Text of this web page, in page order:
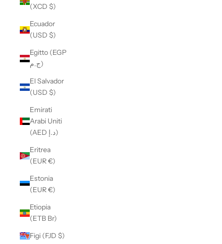
(XCD $)
Ecuador
(USD $)
Egitto (EGP
ج.م)
El Salvador
(USD $)
Emirati
Arabi Uniti
(AED د.إ)
Eritrea
(EUR €)
Estonia
(EUR €)
Etiopia
(ETB Br)
Figi (FJD $)